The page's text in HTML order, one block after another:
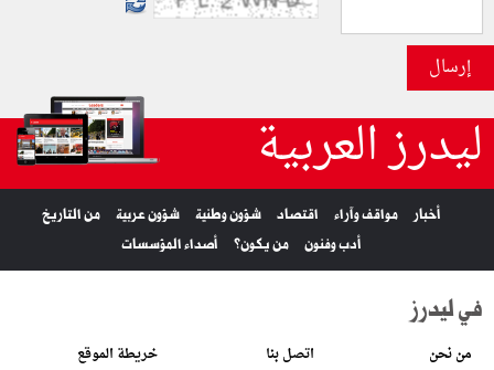
إرسال
ليدرز العربية
أخبار مواقف وآراء اقتصاد شؤون وطنية شؤون عربية
من التاريخ
أدب وفنون
من يكون؟ أصداء المؤسسات
في ليدرز
من نحن اتصل بنا خريطة الموقع